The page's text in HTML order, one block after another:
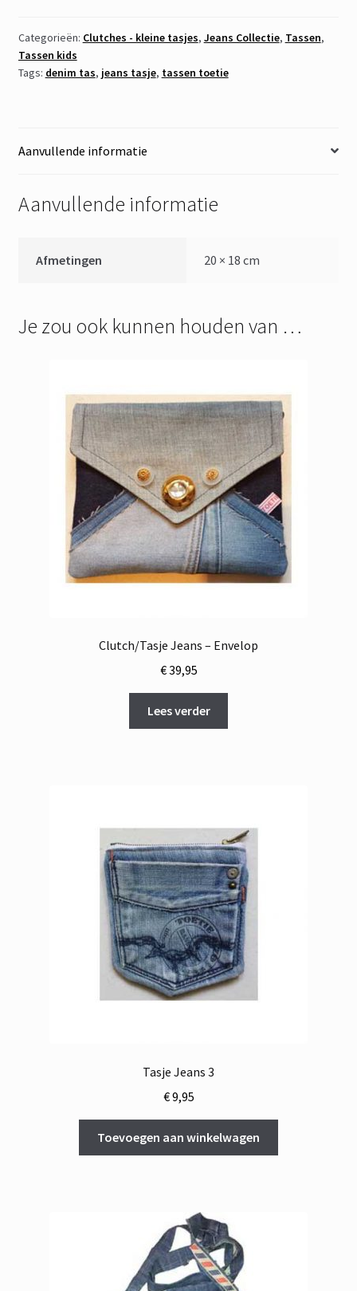
Categorieën: Clutches - kleine tasjes, Jeans Collectie, Tassen,
Tassen kids
Tags: denim tas, jeans tasje, tassen toetie
Aanvullende informatie
Aanvullende informatie
Afmetingen 20 × 18 cm
Je zou ook kunnen houden van …
Clutch/Tasje Jeans – Envelop
€39,95
Lees verder
Tasje Jeans 3
€9,95
Toevoegen aan winkelwagen